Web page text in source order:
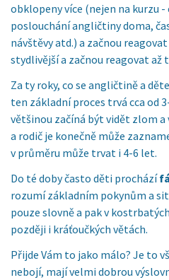
obklopeny více (nejen na kurzu -
poslouchání angličtiny doma,
návštěvy atd.) a začnou
stydlivější a začnou reagovat až
Za ty roky, co se angličtině a
ten základní proces trvá cca od
většinou začíná být vidět zlom
a rodič je konečně může
v průměru může trvat i 4-6 let.
Do té doby často děti prochází
rozumí základním pokynům a
pouze slovně a pak v
později i kráťoučkých větách.
Přijde Vám to jako málo? Je to
nebojí, mají velmi dobrou